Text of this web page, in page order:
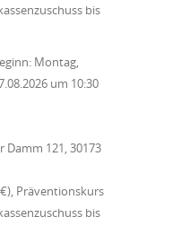
bis
Montag,
um 10:30
Damm 121, 30173
Präventionskurs
bis